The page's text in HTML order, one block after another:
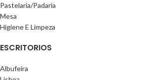
Pastelaria/Padaria
Mesa
Higiene E Limpeza
ESCRITORIOS
Albufeira